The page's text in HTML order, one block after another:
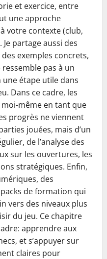
et exercice, entre
une approche
votre contexte (club,
partage aussi des
exemples concrets,
pas à un
une étape utile dans
Dans ce cadre, les
même en tant que
progrès ne viennent
jouées, mais d’un
de l’analyse des
sur les ouvertures, les
stratégiques. Enfin,
des
de formation qui
vers des niveaux plus
du jeu. Ce chapitre
apprendre aux
et s’appuyer sur
claires pour